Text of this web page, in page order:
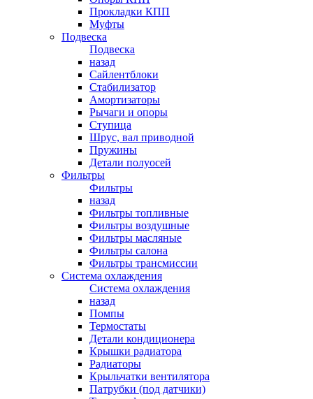
Прокладки КПП
Муфты
Подвеска
Подвеска
назад
Сайлентблоки
Стабилизатор
Амортизаторы
Рычаги и опоры
Ступица
Шрус, вал приводной
Пружины
Детали полуосей
Фильтры
Фильтры
назад
Фильтры топливные
Фильтры воздушные
Фильтры масляные
Фильтры салона
Фильтры трансмиссии
Система охлаждения
Система охлаждения
назад
Помпы
Термостаты
Детали кондиционера
Крышки радиатора
Радиаторы
Крыльчатки вентилятора
Патрубки (под датчики)